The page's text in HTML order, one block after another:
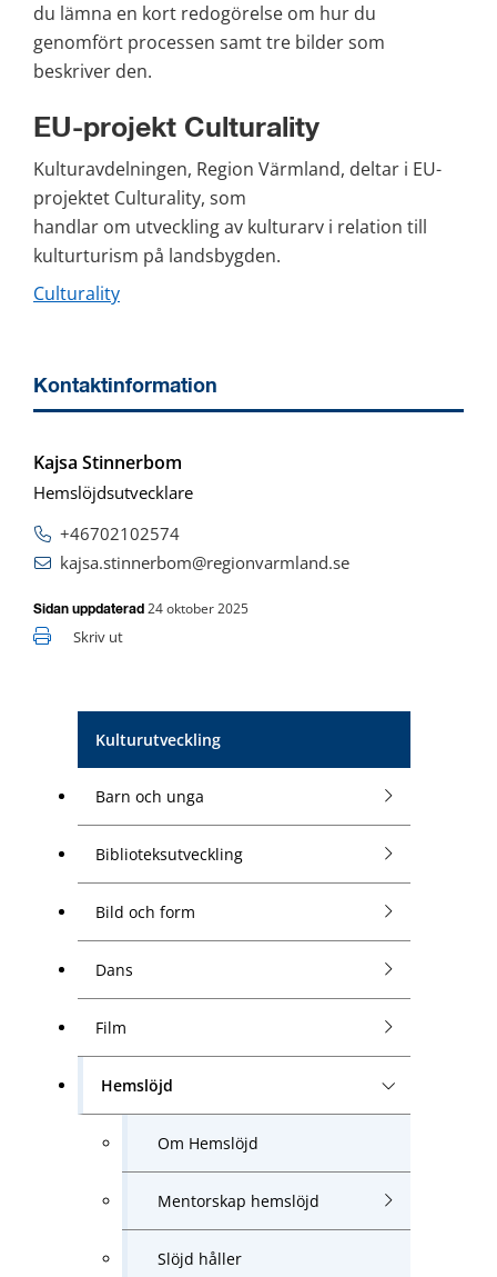
Kulturutveckling
Barn och unga
Biblioteksutveckling
Bild och form
Dans
Film
Hemslöjd
Om Hemslöjd
Mentorskap hemslöjd
Slöjd håller
du lämna en kort redogörelse om hur du
genomfört processen samt tre bilder som
beskriver den.
EU-projekt Culturality
Kulturavdelningen, Region Värmland, deltar i EU-
projektet Culturality, som
handlar om utveckling av kulturarv i relation till
kulturturism på landsbygden.
Culturality
Kontaktinformation
Kajsa Stinnerbom
Hemslöjdsutvecklare
+46702102574
kajsa.stinnerbom@regionvarmland.se
Sidan uppdaterad 24 oktober 2025
Skriv ut